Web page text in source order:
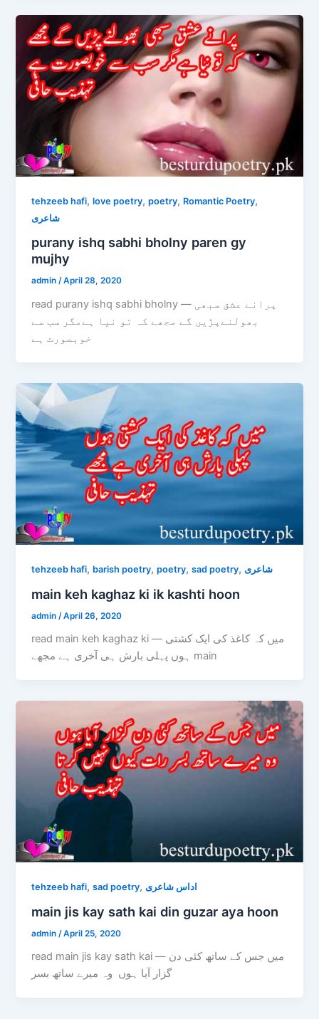
tehzeeb hafi,love poetry,poetry, Romantic Poetry,
شاعری
purany ishq sabhi bholny paren gy
mujhy
admin/April 28, 2020
read purany ishq sabhi bholny — پرانے عشق سبھی
بھولنےپڑیں گے مجھے کہ تو نیا ہےمگر سب سے
خوبصورت ہے
tehzeeb hafi, barish poetry,poetry,sad poetry,شاعری
main keh kaghaz ki ik kashti hoon
admin /April 26, 2020
read main keh kaghaz ki — میں کہ کاغذ کی ایک کشتی
ہوں پہلی بارش ہی آخری ہے مجھے main
tehzeeb hafi,sad poetry,اداس شاعری
main jis kay sath kai din guzar aya hoon
admin /April 25, 2020
read main jis kay sath kai — میں جس کے ساتھ کئی دن
گزار آیا ہوں وہ میرے ساتھ بسر